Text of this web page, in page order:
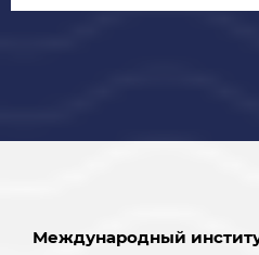
Международный